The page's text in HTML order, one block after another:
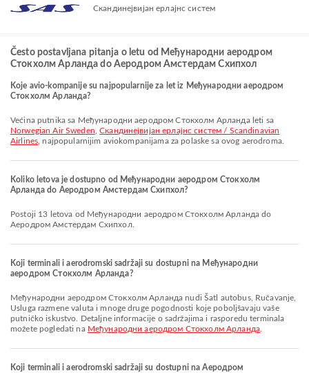
Скандинејвијан ерлајнс систем
Često postavljana pitanja o letu od Међународни аеродром
Стокхолм Арланда do Aеродром Амстердам Схипхол
Koje avio-kompanije su najpopularnije za let iz Међународни аеродром
Стокхолм Арланда?
Većina putnika sa Међународни аеродром Стокхолм Арланда leti sa
Norwegian Air Sweden ,Скандинејвијан ерлајнс систем / Scandinavian
Airlines , najpopularnijim aviokompanijama za polaske sa ovog aerodroma.
Koliko letova je dostupno od Међународни аеродром Стокхолм
Арланда do Aеродром Амстердам Схипхол?
Postoji 13 letova od Међународни аеродром Стокхолм Арланда do
Aеродром Амстердам Схипхол.
Koji terminali i aerodromski sadržaji su dostupni na Међународни
аеродром Стокхолм Арланда?
Међународни аеродром Стокхолм Арланда nudi Šatl autobus, Ručavanje,
Usluga razmene valuta i mnoge druge pogodnosti koje poboljšavaju vaše
putničko iskustvo. Detaljne informacije o sadržajima i rasporedu terminala
možete pogledati na Међународни аеродром Стокхолм Арланда
Koji terminali i aerodromski sadržaji su dostupni na Aеродром